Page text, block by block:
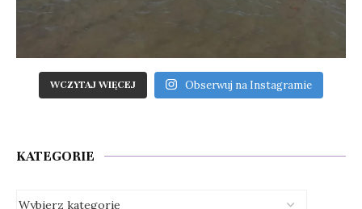
WCZYTAJ WIĘCEJ Obserwuj na Instagramie
KATEGORIE